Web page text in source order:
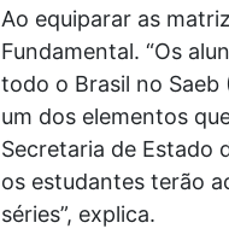
Ao equiparar as
Fundamental. “Os
todo o Brasil no Saeb
um dos elementos
Secretaria de Estado
os estudantes terão
séries”, explica.